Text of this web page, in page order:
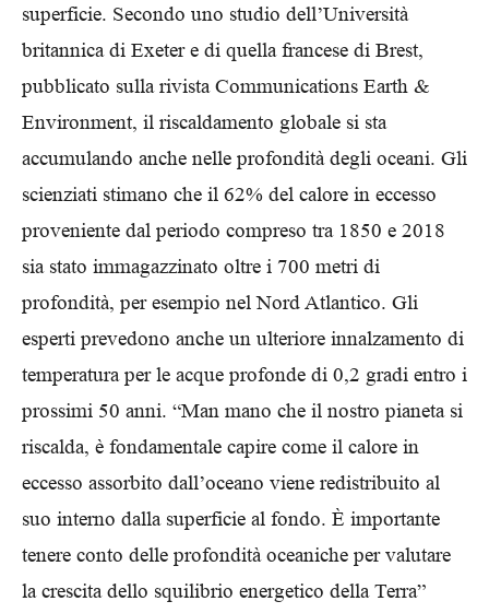
superficie. Secondo uno studio dell’Università
britannica di Exeter e di quella francese di Brest,
pubblicato sulla rivista Communications Earth &
Environment, il riscaldamento globale si sta
accumulando anche nelle profondità degli oceani. Gli
scienziati stimano che il 62% del calore in eccesso
proveniente dal periodo compreso tra 1850 e 2018
sia stato immagazzinato oltre i 700 metri di
profondità, per esempio nel Nord Atlantico. Gli
esperti prevedono anche un ulteriore innalzamento di
temperatura per le acque profonde di 0,2 gradi entro i
prossimi 50 anni. “Man mano che il nostro pianeta si
riscalda, è fondamentale capire come il calore in
eccesso assorbito dall’oceano viene redistribuito al
suo interno dalla superficie al fondo. È importante
tenere conto delle profondità oceaniche per valutare
la crescita dello squilibrio energetico della Terra”